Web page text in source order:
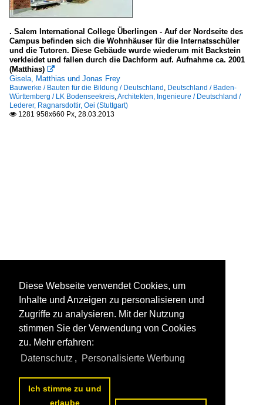
. Salem International College Überlingen - Auf der Nordseite des
Campus befinden sich die Wohnhäuser für die Internatsschüler
und die Tutoren. Diese Gebäude wurde wiederum mit Backstein
verkleidet und fallen durch die Dachform auf. Aufnahme ca. 2001
(Matthias) 
Gisela, Matthias und Jonas Frey
Bauwerke / Bauten für die Bildung / Deutschland , Deutschland / Baden-
Württemberg / LK Bodenseekreis,Architekten, Ingenieure / Deutschland /
Lederer, Ragnarsdottir, Oei (Stuttgart)
 1281 958x660 Px, 28.03.2013
Diese Webseite verwendet Cookies, um
Inhalte und Anzeigen zu personalisieren und
Zugriffe zu analysieren. Mit der Nutzung
stimmen Sie der Verwendung von Cookies
zu. Mehr erfahren:
Datenschutz , Personalisierte Werbung
Ich stimme zu und
erlaube